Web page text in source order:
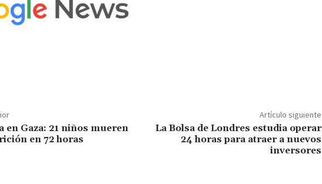
en Gaza: 21 niños mueren
en 72 horas
Artículo siguiente
La Bolsa de Londres estudia operar
24 horas para atraer a nuevos
inversores